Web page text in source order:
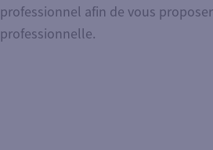
professionnel afin de vous
professionnelle.